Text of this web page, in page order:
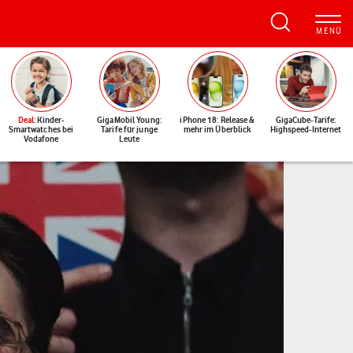
Deal: Kinder-
Smartwatches bei
Vodafone
GigaMobil Young:
Tarife für junge
Leute
iPhone 18: Release &
mehr im Überblick
GigaCube-Tarife:
Highspeed-Internet